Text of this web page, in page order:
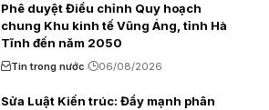
Phê duyệt Điều chỉnh Quy hoạch
chung Khu kinh tế Vũng Áng, tỉnh Hà
Tĩnh đến năm 2050
Tin trong nước 06/08/2026
Sửa Luật Kiến trúc: Đẩy mạnh phân